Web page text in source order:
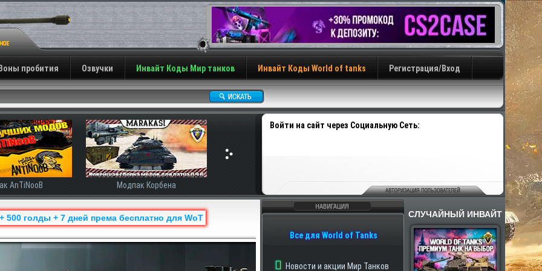
пробития Озвучки Инвайт Коды Мир танков Инвайт Коды World of tanks Регистрация/Вход
Войти на сайт через Социальную Сеть:
AnTiNooB Модпак Корбена
СЛУЧАЙНЫЙ ИНВАЙТ
Навигация
Все для World of Tanks
Новости и акции Мир Танков
500 голды + 7 дней према бесплатно для WoT